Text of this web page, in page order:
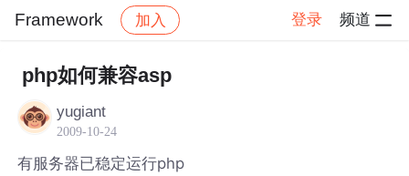
Framework 加入 登录 频道
社区 Framework
php如何兼容asp
yugiant
2009-10-24
有服务器已稳定运行php